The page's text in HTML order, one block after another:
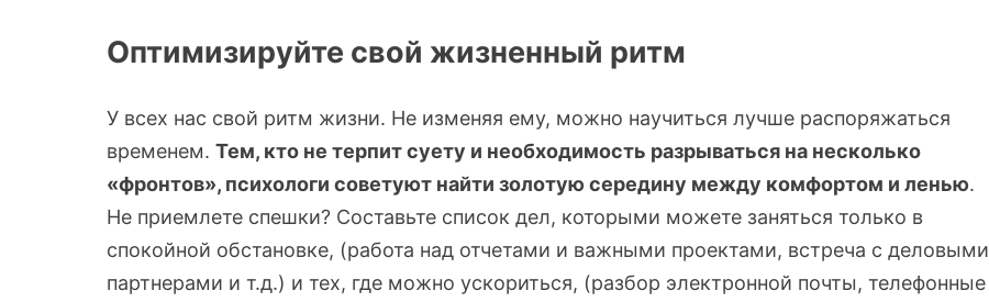
Оптимизируйте свой жизненный ритм
У всех нас свой ритм жизни. Не изменяя ему, можно научиться лучше распоряжаться
временем. Тем, кто не терпит суету и необходимость разрываться на несколько
«фронтов», психологи советуют найти золотую середину между комфортом и ленью.
Не приемлете спешки? Составьте список дел, которыми можете заняться только в
спокойной обстановке, (работа над отчетами и важными проектами, встреча с деловыми
партнерами и т.д.) и тех, где можно ускориться, (разбор электронной почты, телефонные